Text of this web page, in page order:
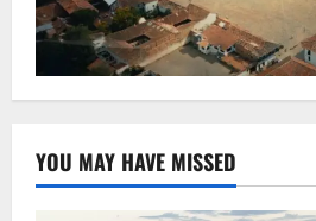
YOU MAY HAVE MISSED